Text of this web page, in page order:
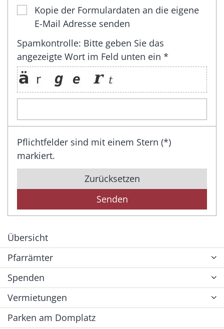
Kopie der Formulardaten an die eigene
E-Mail Adresse senden
Spamkontrolle: Bitte geben Sie das
angezeigte Wort im Feld unten ein *
Pflichtfelder sind mit einem Stern (*)
markiert.
Zurücksetzen
Übersicht
Pfarrämter
Spenden
Vermietungen
Parken am Domplatz